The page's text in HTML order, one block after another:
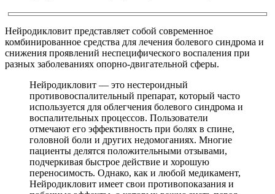
Нейродикловит представляет собой современное
комбинированное средства для лечения болевого синдрома и
снижения проявлений неспецифического воспаления при
разных заболеваниях опорно-двигательной сферы.
Нейродикловит — это нестероидный
противовоспалительный препарат, который часто
используется для облегчения болевого синдрома и
воспалительных процессов. Пользователи
отмечают его эффективность при болях в спине,
головной боли и других недомоганиях. Многие
пациенты делятся положительными отзывами,
подчеркивая быстрое действие и хорошую
переносимость. Однако, как и любой медикамент,
Нейродикловит имеет свои противопоказания и